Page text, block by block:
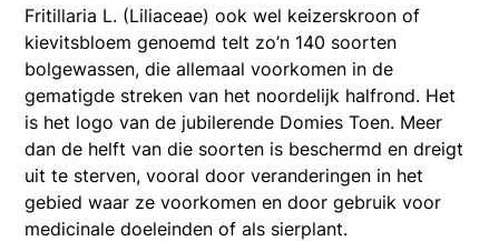
Fritillaria L. (Liliaceae) ook wel keizerskroon of
kievitsbloem genoemd telt zo’n 140 soorten
bolgewassen, die allemaal voorkomen in de
gematigde streken van het noordelijk halfrond. Het
is het logo van de jubilerende Domies Toen. Meer
dan de helft van die soorten is beschermd en dreigt
uit te sterven, vooral door veranderingen in het
gebied waar ze voorkomen en door gebruik voor
medicinale doeleinden of als sierplant.